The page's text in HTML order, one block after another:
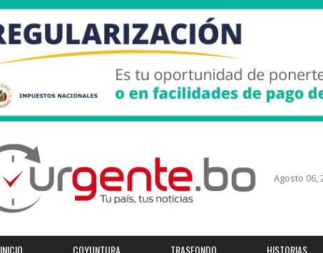
Agosto 06,
INICIO COYUNTURA TRASFONDO HISTORIAS